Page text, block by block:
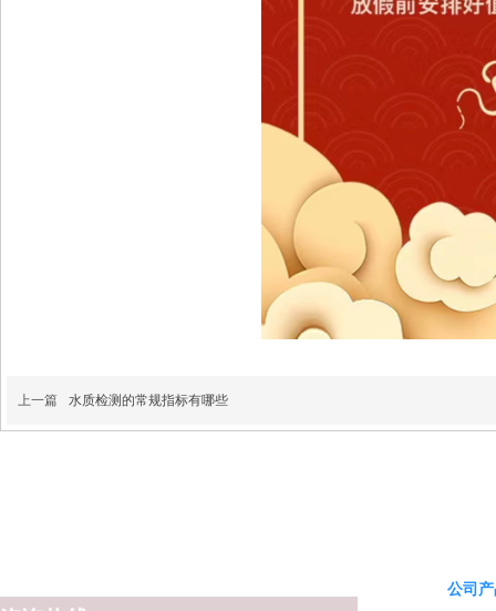
上一篇 水质检测的常规指标有哪些
公司